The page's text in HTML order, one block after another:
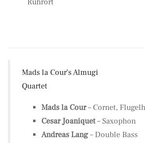
Ruhrort
Mads la Cour’s Almugi
Quartet
Mads la Cour– Cornet,
Cesar Joaniquet– Saxophon
Andreas Lang– Double Bass